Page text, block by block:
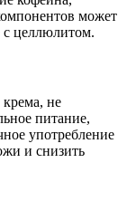
может
с целлюлитом.
не
питание,
употребление
и снизить